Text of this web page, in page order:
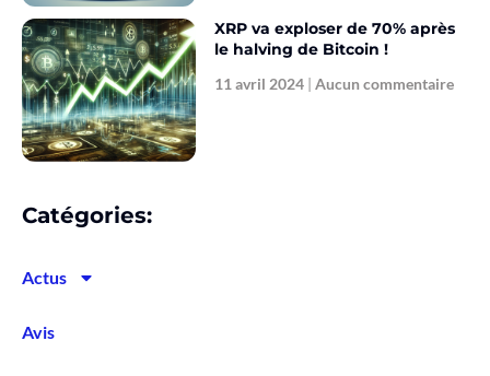
XRP va exploser de 70% après
le halving de Bitcoin !
11 avril 2024 Aucun commentaire
Catégories:
Actus
Avis